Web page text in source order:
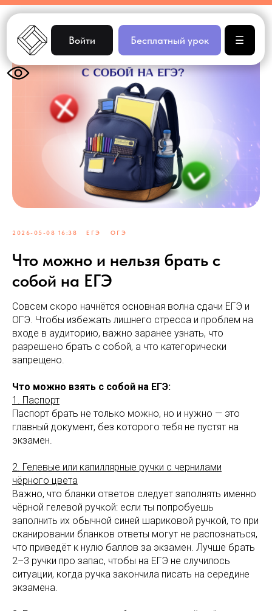
Бесплатный урок
Войти
2026-05-08 16:38 ЕГЭ ОГЭ
Что можно и нельзя брать с
собой на ЕГЭ
Совсем скоро начнётся основная волна сдачи ЕГЭ и
ОГЭ. Чтобы избежать лишнего стресса и проблем на
входе в аудиторию, важно заранее узнать, что
разрешено брать с собой, а что категорически
запрещено.
Что можно взять с собой на ЕГЭ:
1. Паспорт
Паспорт брать не только можно, но и нужно — это
главный документ, без которого тебя не пустят на
экзамен.
2. Гелевые или капиллярные ручки с чернилами
чёрного цвета
Важно, что бланки ответов следует заполнять именно
чёрной гелевой ручкой: если ты попробуешь
заполнить их обычной синей шариковой ручкой, то при
сканировании бланков ответы могут не распознаться,
что приведёт к нулю баллов за экзамен. Лучше брать
2–3 ручки про запас, чтобы на ЕГЭ не случилось
ситуации, когда ручка закончила писать на середине
экзамена.